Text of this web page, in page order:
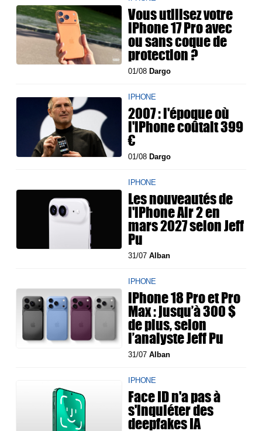
Vous utilisez votre
iPhone 17 Pro avec
ou sans coque de
protection ?
01/08 Dargo
IPHONE
2007 : l'époque où
l'iPhone coûtait 399
€
01/08 Dargo
IPHONE
Les nouveautés de
l'iPhone Air 2 en
mars 2027 selon Jeff
Pu
31/07Alban
IPHONE
iPhone 18 Pro et Pro
Max : jusqu’à 300 $
de plus, selon
l’analyste Jeff Pu
31/07Alban
IPHONE
Face ID n'a pas à
s'inquiéter des
deepfakes IA